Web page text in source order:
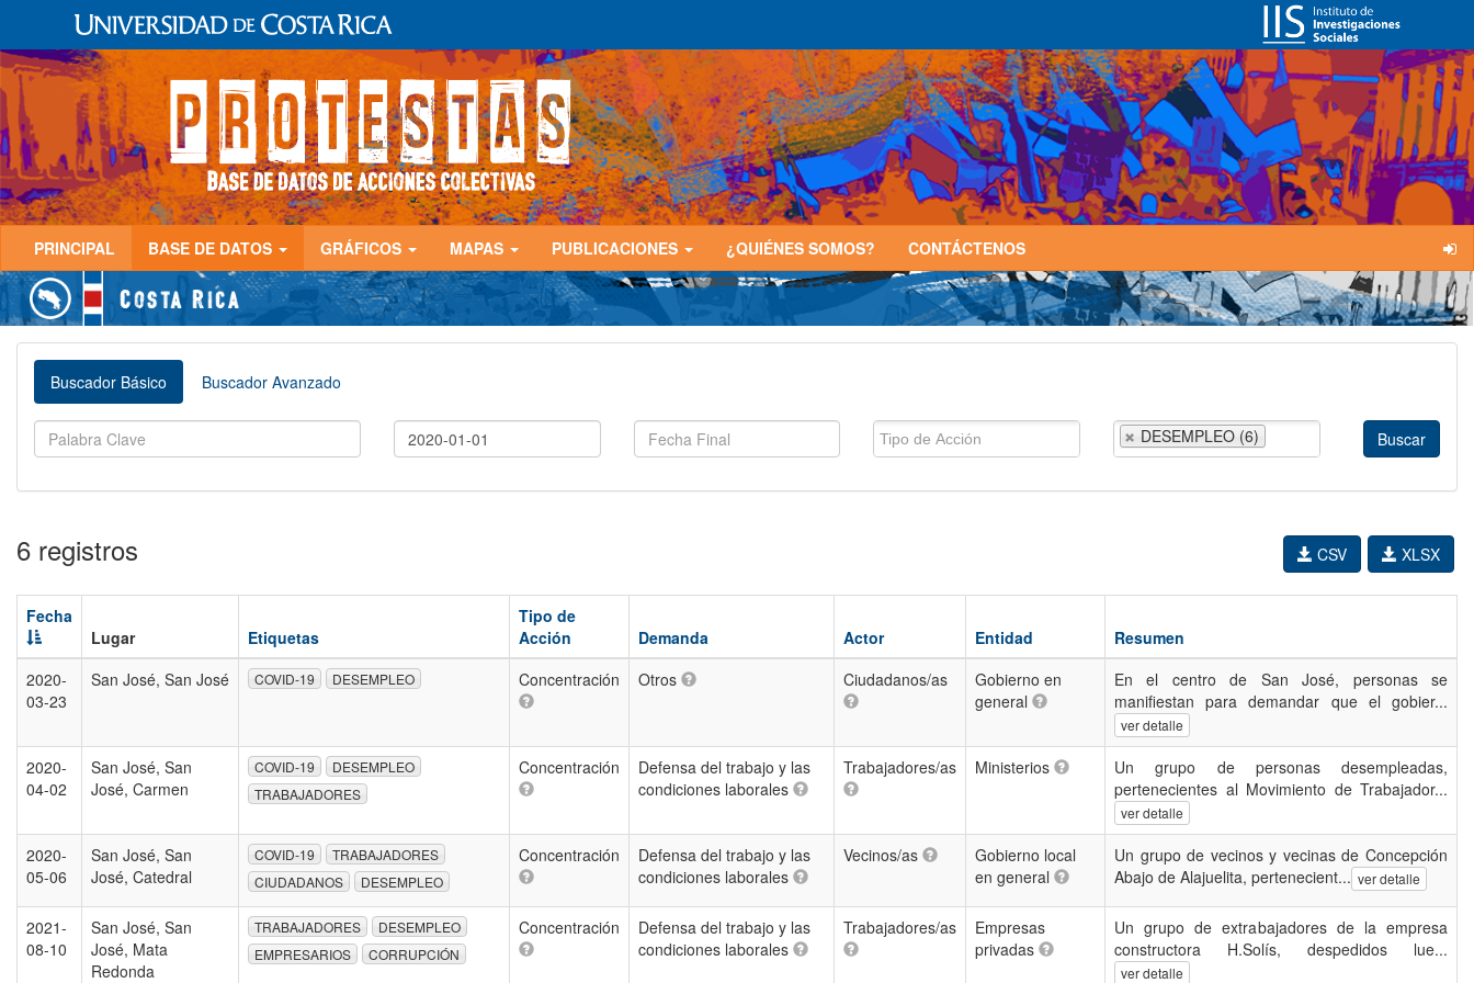
PRINCIPAL BASE DE DATOS GRÁFICOS MAPAS PUBLICACIONES ¿QUIÉNES SOMOS? CONTÁCTENOS
Buscador Básico Buscador Avanzado
DESEMPLEO (6)
6 registros XLSX
CSV
Fecha
Lugar
Etiquetas
Tipo de
Acción
Demanda Actor Entidad
Resumen
2020-
03-23
San José, San José COVID-19 DESEMPLEO Concentración Otros Ciudadanos/as
Gobierno en
general
En el centro de San José, personas se
manifiestan para demandar que el gobier...
ver detalle
2020-
04-02
San José, San
José, Carmen
COVID-19
DESEMPLEO
TRABAJADORES
Concentración
Defensa del trabajo y las
condiciones laborales
Trabajadores/as Ministerios
Un grupo de personas desempleadas,
pertenecientes al Movimiento de Trabajador...
ver detalle
2020-
05-06
San José, San
José, Catedral
COVID-19
TRABAJADORES
CIUDADANOS
DESEMPLEO
Concentración
Defensa del trabajo y las
condiciones laborales
Vecinos/as
Gobierno local
en general
Un grupo de vecinos y vecinas de Concepción
Abajo de Alajuelita, pertenecient... ver detalle
2021-
08-10
San José, San
José, Mata
Redonda
TRABAJADORES
DESEMPLEO
EMPRESARIOS
CORRUPCIÓN
Concentración
Defensa del trabajo y las
condiciones laborales
Trabajadores/as
Empresas
privadas
Un grupo de extrabajadores de la empresa
constructora H.Solís, despedidos lue...
ver detalle